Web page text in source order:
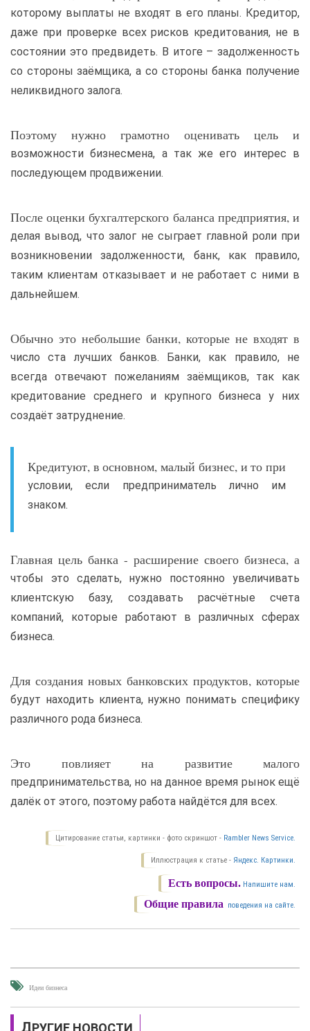
которому выплаты не входят в его планы. Кредитор,
даже при проверке всех рисков кредитования, не в
состоянии это предвидеть. В итоге – задолженность
со стороны заёмщика, а со стороны банка получение
неликвидного залога.
Поэтому нужно грамотно оценивать цель и
возможности бизнесмена, а так же его интерес в
последующем продвижении.
После оценки бухгалтерского баланса предприятия, и
делая вывод, что залог не сыграет главной роли при
возникновении задолженности, банк, как правило,
таким клиентам отказывает и не работает с ними в
дальнейшем.
Обычно это небольшие банки, которые не входят в
число ста лучших банков. Банки, как правило, не
всегда отвечают пожеланиям заёмщиков, так как
кредитование среднего и крупного бизнеса у них
создаёт затруднение.
Кредитуют, в основном, малый бизнес, и то при
условии, если предприниматель лично им
знаком.
Главная цель банка - расширение своего бизнеса, а
чтобы это сделать, нужно постоянно увеличивать
клиентскую базу, создавать расчётные счета
компаний, которые работают в различных сферах
бизнеса.
Для создания новых банковских продуктов, которые
будут находить клиента, нужно понимать специфику
различного рода бизнеса.
Это повлияет на развитие малого
предпринимательства, но на данное время рынок ещё
далёк от этого, поэтому работа найдётся для всех.
Цитирование статьи, картинки - фото скриншот - Rambler News Service.
Иллюстрация к статье - Яндекс. Картинки.
Есть вопросы. Напишите нам.
Общие правила поведения на сайте.
Идеи бизнеса
ДРУГИЕ НОВОСТИ